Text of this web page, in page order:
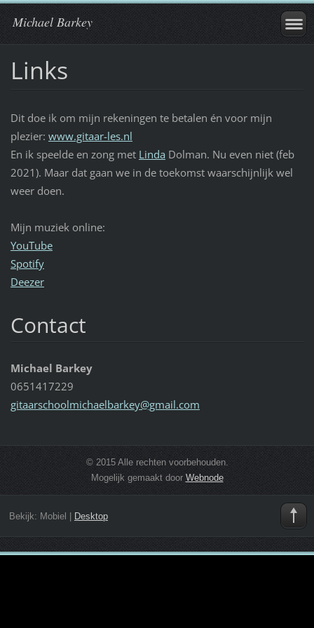
Michael Barkey
Links
Dit doe ik om mijn rekeningen te betalen én voor mijn
plezier: www.gitaar-les.nl
En ik speelde en zong met Linda Dolman. Nu even niet (feb
2021). Maar dat gaan we in de toekomst waarschijnlijk wel
weer doen.
Mijn muziek online:
YouTube
Spotify
Deezer
Contact
Michael Barkey
0651417229
gitaarschoolmichaelbarkey@gmail.com
© 2015 Alle rechten voorbehouden.
Mogelijk gemaakt door Webnode
Bekijk: Mobiel Desktop